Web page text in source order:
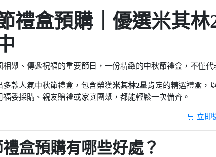
禮盒預購｜優選米其
相聚、傳遞祝福的重要節日，一份精緻的中秋節禮盒，不僅
多款人氣中秋節禮盒，包含榮獲米其林2星肯定的精選禮盒，
福委採購、親友贈禮或家庭團聚，都能輕鬆一次備齊。
🛒 立即
盒預購有哪些好處？